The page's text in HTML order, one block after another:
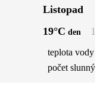
Listopad
19°C den
teplota vody
počet